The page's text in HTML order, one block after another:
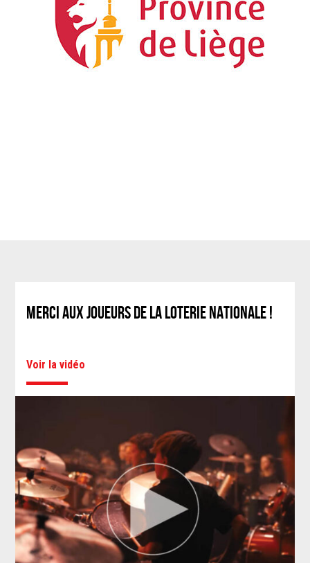
MERCI AUX JOUEURS DE LA LOTERIE NATIONALE !
Voir la vidéo